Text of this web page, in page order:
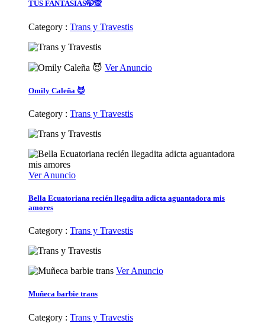
TUS FANTASIAS🤭🙊
Category : Trans y Travestis
Ver Anuncio
Omily Caleña 😈
Category : Trans y Travestis
Ver Anuncio
Bella Ecuatoriana recién llegadita adicta aguantadora mis
amores
Category : Trans y Travestis
Ver Anuncio
Muñeca barbie trans
Category : Trans y Travestis